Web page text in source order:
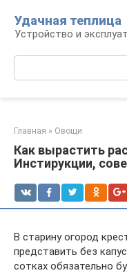
контенту
Удачная теплица
Устройство и
Главная » Овощи
Как вырастить
Инстирукции,
В старину огород
представить без
сотках обязательно